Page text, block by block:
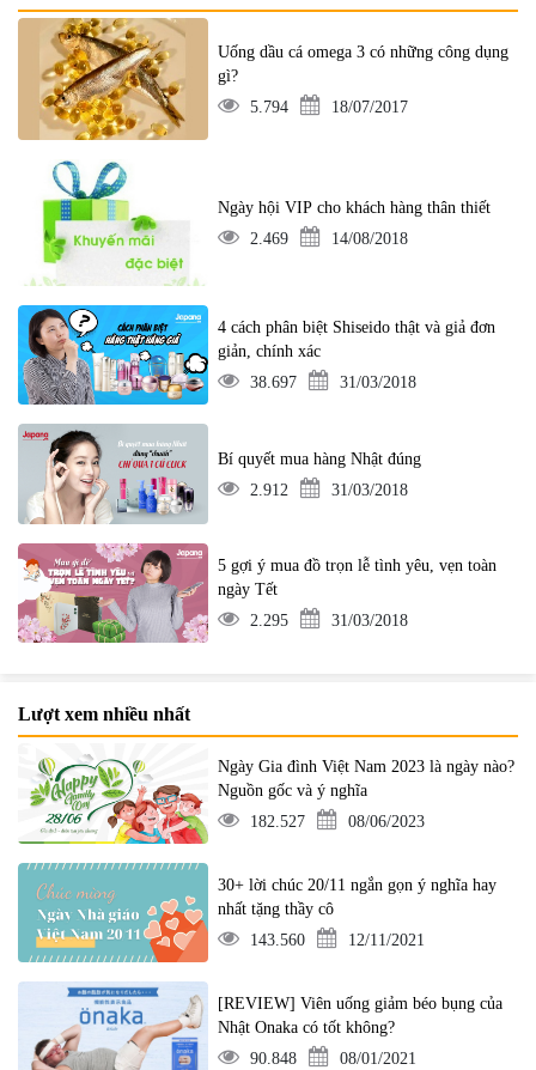
Uống dầu cá omega 3 có những công dụng
gì?
5.794
18/07/2017
Ngày hội VIP cho khách hàng thân thiết
2.469
14/08/2018
4 cách phân biệt Shiseido thật và giả đơn
giản, chính xác
38.697
31/03/2018
Bí quyết mua hàng Nhật đúng
2.912
31/03/2018
5 gợi ý mua đồ trọn lễ tình yêu, vẹn toàn
ngày Tết
2.295
31/03/2018
Lượt xem nhiều nhất
Ngày Gia đình Việt Nam 2023 là ngày nào?
Nguồn gốc và ý nghĩa
182.527
08/06/2023
30+ lời chúc 20/11 ngắn gọn ý nghĩa hay
nhất tặng thầy cô
143.560
12/11/2021
[REVIEW] Viên uống giảm béo bụng của
Nhật Onaka có tốt không?
90.848
08/01/2021